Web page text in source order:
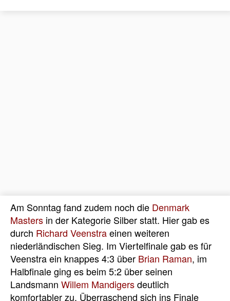
Am Sonntag fand zudem noch die Denmark
Masters in der Kategorie Silber statt. Hier gab es
durch Richard Veenstraeinen weiteren
niederländischen Sieg. Im Viertelfinale gab es für
Veenstra ein knappes 4:3 über Brian Raman, im
Halbfinale ging es beim 5:2 über seinen
Landsmann Willem Mandigersdeutlich
komfortabler zu. Überraschend sich ins Finale